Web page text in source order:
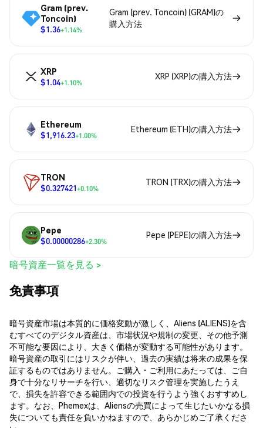
Gram (prev.
Toncoin)
$1.36+1.14%
Gram (prev. Toncoin) (GRAM)の
購入方法
XRP
$1.04+1.10%
XRP (XRP)の購入方法
Ethereum
$1,916.23+1.00%
Ethereum (ETH)の購入方法
TRON
$0.327421+0.10%
TRON (TRX)の購入方法
Pepe
$0.00000286+2.30%
Pepe (PEPE)の購入方法
暗号資産一覧を見る >
免責事項
暗号資産市場は本質的に価格変動が激しく、Aliens (ALIENS)を含
むすべてのデジタル資産は、市場状況や規制の変更、その他予測
不可能な要因により、大きく価格が変動する可能性があります。
暗号資産の取引にはリスクが伴い、過去の実績は将来の成果を保
証するものではありません。ご購入・ご利用にあたっては、ご自
身で十分なリサーチを行い、適切なリスク管理を実施したうえ
で、損失を許容できる範囲内での投資を行うよう強くおすすめし
ます。なお、Phemexは、Aliensの売買によって生じたいかなる損
失についても責任を負いかねますので、あらかじめご了承くださ